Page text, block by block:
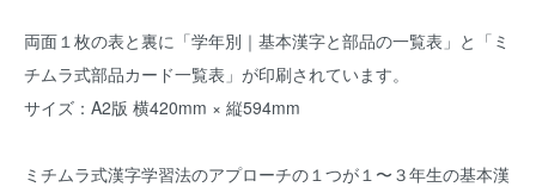
両面１枚の表と裏に「学年別｜基本漢字と部品の一覧表」と「ミ
チムラ式部品カード一覧表」が印刷されています。
サイズ：A2版 横420mm × 縦594mm
ミチムラ式漢字学習法のアプローチの１つが１〜３年生の基本漢